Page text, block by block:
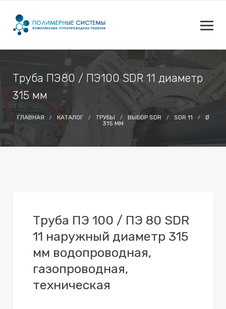
Труба ПЭ80 / ПЭ100 SDR 11 диаметр
315 мм
ГЛАВНАЯ КАТАЛОГ ТРУБЫ ВЫБОР SDR SDR 11
Ø
315 ММ
Труба ПЭ 100 / ПЭ 80 SDR
11 наружный диаметр 315
мм водопроводная,
газопроводная,
техническая